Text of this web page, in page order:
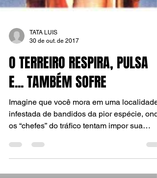
O TERREIRO RESPIRA, PULSA
E... TAMBÉM SOFRE
Imagine que você mora em uma localidade
infestada de bandidos da pior espécie,